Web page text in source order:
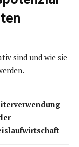
sind und wie sie